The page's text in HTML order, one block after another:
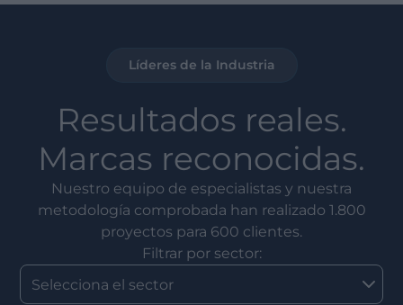
Líderes de la Industria
Resultados reales.
Marcas reconocidas.
Nuestro equipo de especialistas y nuestra
metodología comprobada han realizado 1.800
proyectos para 600 clientes.
Filtrar por sector: